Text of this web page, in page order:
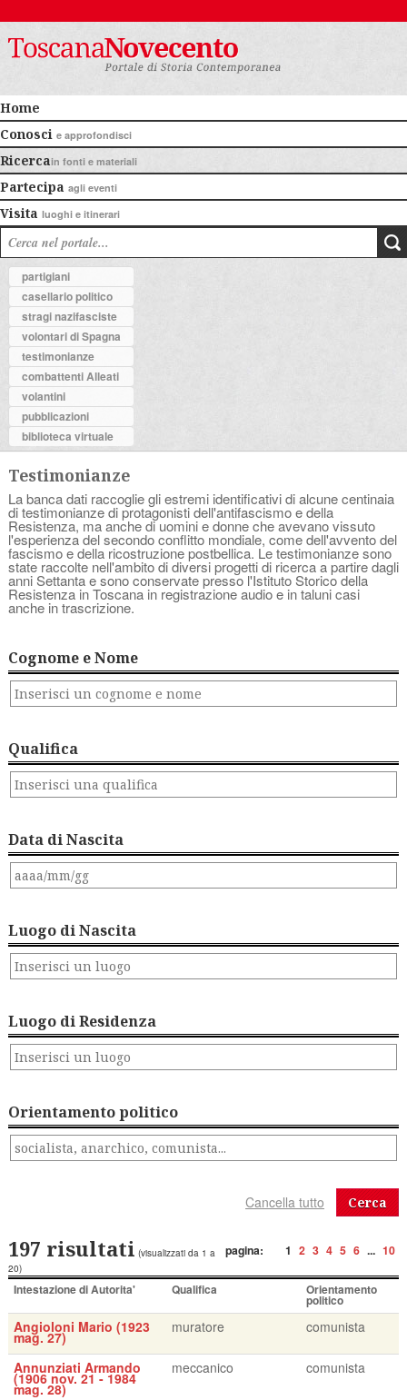
Home
Conosci e approfondisci
Ricercain fonti e materiali
Partecipa agli eventi
Visita luoghi e itinerari
partigiani
casellario politico
stragi nazifasciste
volontari di Spagna
testimonianze
combattenti Alleati
volantini
pubblicazioni
biblioteca virtuale
Testimonianze
La banca dati raccoglie gli estremi identificativi di alcune centinaia
di testimonianze di protagonisti dell'antifascismo e della
Resistenza, ma anche di uomini e donne che avevano vissuto
l'esperienza del secondo conflitto mondiale, come dell'avvento del
fascismo e della ricostruzione postbellica. Le testimonianze sono
state raccolte nell'ambito di diversi progetti di ricerca a partire dagli
anni Settanta e sono conservate presso l'Istituto Storico della
Resistenza in Toscana in registrazione audio e in taluni casi
anche in trascrizione.
Cognome e Nome
Qualifica
Data di Nascita
Luogo di Nascita
Luogo di Residenza
Orientamento politico
Cerca
pagina: 1 2 3 4 5 6 ... 10
197 risultati (visualizzati da 1 a
20)
Intestazione di Autorita' Qualifica Orientamento
politico
Angioloni Mario (1923
mag. 27)
muratore comunista
Annunziati Armando
(1906 nov. 21 - 1984
mag. 28)
meccanico comunista